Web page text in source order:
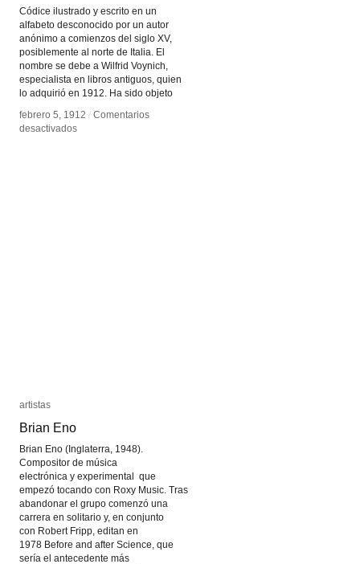
Códice ilustrado y escrito en un
alfabeto desconocido por un autor
anónimo a comienzos del siglo XV,
posiblemente al norte de Italia. El
nombre se debe a Wilfrid Voynich,
especialista en libros antiguos, quien
lo adquirió en 1912. Ha sido objeto
febrero 5, 1912 / Comentarios
desactivadosen
febrero 5, 1912 / Comentarios
desactivadosen
artistas
Brian Eno
Brian Eno (Inglaterra, 1948).
Compositor de música
electrónica y experimental que
empezó tocando con Roxy Music. Tras
abandonar el grupo comenzó una
carrera en solitario y, en conjunto
con Robert Fripp, editan en
1978 Before and after Science, que
sería el antecedente más
artistas
Brian Eno